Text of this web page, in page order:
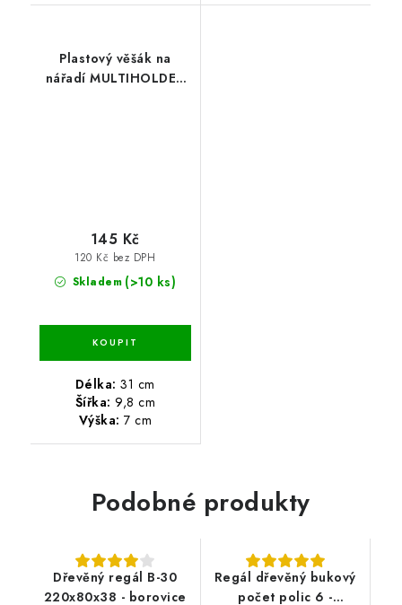
Plastový věšák na
nářadí MULTIHOLDER
Skladem (>10 ks)
120 Kč bez DPH
145 Kč
Délka: 31 cm
Šířka: 9,8 cm
Výška: 7 cm
Podobné produkty
Dřevěný regál B-30
220x80x38 - borovice
Regál dřevěný bukový
počet polic 6 -